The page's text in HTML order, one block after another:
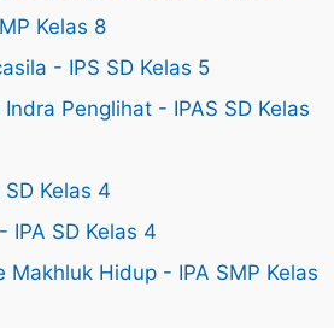
Kelas 8
- IPS SD Kelas 5
Penglihat - IPAS SD Kelas
Kelas 4
IPA SD Kelas 4
Makhluk Hidup - IPA SMP Kelas